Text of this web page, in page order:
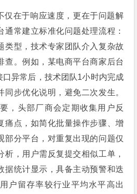
仅在于响应速度，更在于问题解
通常建立标准化问题处理流程：
类型，技术专家团队介入复杂故
查。例如，某电商平台商家后台
异常后，技术团队1小时内完成
同步优化说明，避免二次发生。
，头部厂商会定期收集用户反
痛点，如简化批量操作步骤、增
部分平台，对重复出现的问题仅
析，用户需反复提交相似工单，
据统计显示，具备主动预警和迭
户留存率较行业平均水平高出